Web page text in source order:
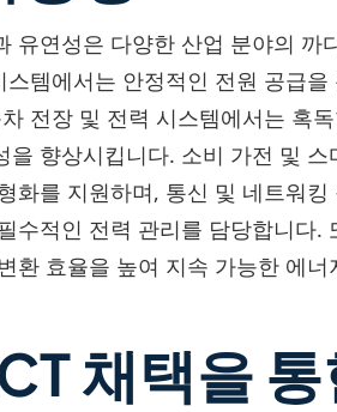
유연성은 다양한 산업 분야의 까
템에서는 안정적인 전원 공급
전장 및 전력 시스템에서는 혹
향상시킵니다. 소비 가전 및
화를 지원하며, 통신 및 네트워
수적인 전력 관리를 담당합니다.
환 효율을 높여 지속 가능한 에
채택을